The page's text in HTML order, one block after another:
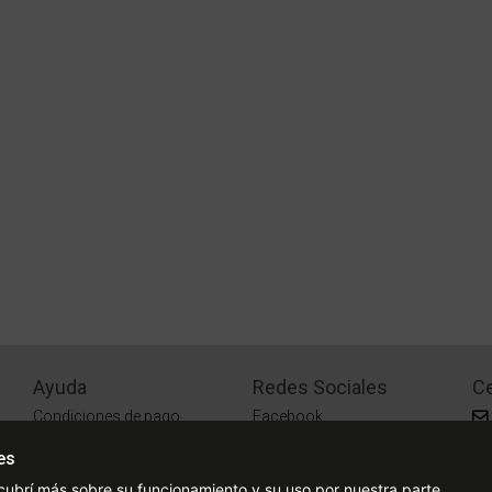
Ayuda
Condiciones de pago
¿Cómo comprar?
Redes Sociales
Facebook